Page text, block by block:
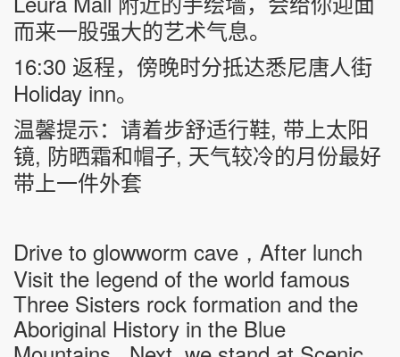
附近的手绘墙，会给你迎面
而来一股强大的艺术气息。
16:30 返程，傍晚时分抵达悉尼唐人街
Holiday inn。
温馨提示：请着步舒适行鞋, 带上太阳
镜, 防晒霜和帽子, 天气较冷的月份最好
带上一件外套
Drive to glowworm cave ， After lunch
Visit the legend of the world famous
Three Sisters rock formation and the
Aboriginal History in the Blue